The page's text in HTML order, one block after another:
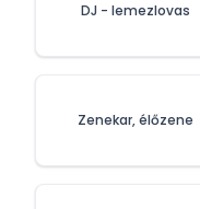
DJ - lemezlovas
Zenekar, élőzene